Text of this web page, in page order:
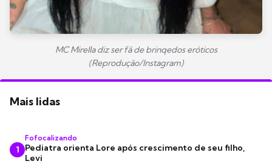
MC Mirella diz ser fã de brinqedos eróticos
(Reprodução/Instagram)
Mais lidas
1
Fofocalizando
Pediatra orienta Lore após crescimento de seu filho,
Levi